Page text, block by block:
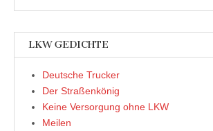
LKW GEDICHTE
Deutsche Trucker
Der Straßenkönig
Keine Versorgung ohne LKW
Meilen